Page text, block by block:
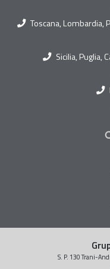
Toscana,
Sicilia, Puglia,
S. P. 130 Trani-